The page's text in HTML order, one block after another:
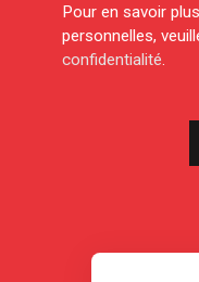
Pour en savoir
personnelles,
confidentialité.